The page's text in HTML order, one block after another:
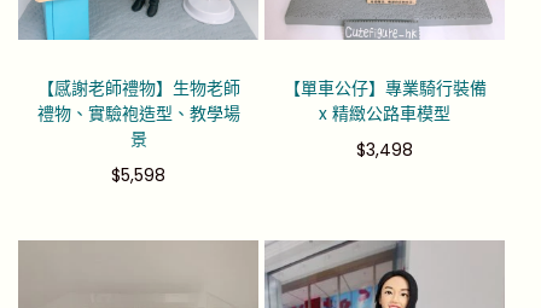
【感謝老師禮物】生物老師
禮物、實驗袍造型、教學場
景
$5,598
【單車公仔】專業騎行裝備
x 精緻公路車模型
$3,498